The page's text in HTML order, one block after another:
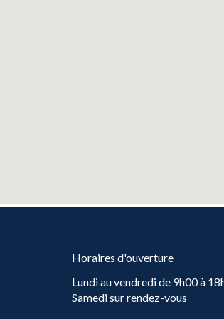
Horaires d'ouverture
Lundi au vendredi de 9h00 à
Samedi sur rendez-vous